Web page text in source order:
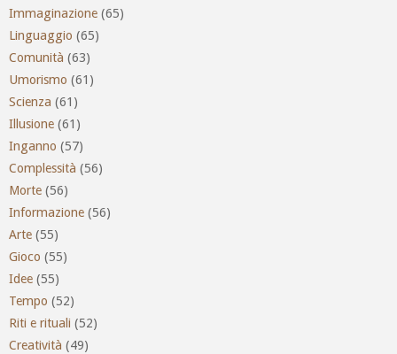
Immaginazione (65)
Linguaggio (65)
Comunità (63)
Umorismo (61)
Scienza (61)
Illusione (61)
Inganno (57)
Complessità (56)
Morte (56)
Informazione (56)
Arte (55)
Gioco (55)
Idee (55)
Tempo (52)
Riti e rituali (52)
Creatività (49)